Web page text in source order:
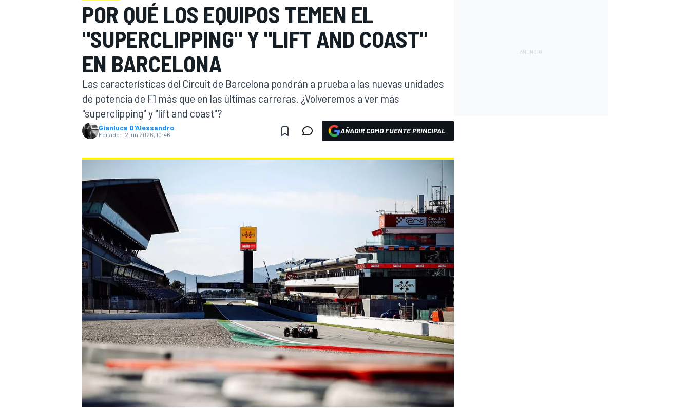
WEC
POR QUÉ LOS EQUIPOS TEMEN EL
"SUPERCLIPPING" Y "LIFT AND COAST"
EN BARCELONA
Las características del Circuit de Barcelona pondrán a prueba a las nuevas unidades
de potencia de F1 más que en las últimas carreras. ¿Volveremos a ver más
"superclipping" y "lift and coast"?
Gianluca D'Alessandro
Editado: 12 jun 2026, 10:46 AÑADIR COMO FUENTE PRINCIPAL